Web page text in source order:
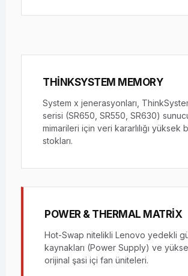
THINKSYSTEM MEMORY
System x jenerasyonları,
serisi (SR650, SR550, SR630)
mimarileri için veri kararlılığı yüksek
stokları.
POWER & THERMAL MATRIX
Hot-Swap nitelikli Lenovo yedekli
kaynakları (Power Supply) ve
orijinal şasi içi fan üniteleri.